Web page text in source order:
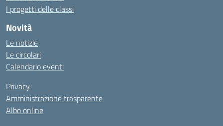
I progetti delle classi
Novità
Le notizie
Le circolari
Calendario eventi
Privacy
Amministrazione trasparente
Albo online